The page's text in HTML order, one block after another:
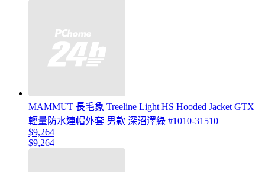
MAMMUT 長毛象 Treeline Light HS Hooded Jacket GTX
輕量防水連帽外套 男款 深沼澤綠 #1010-31510
$9,264
$9,264